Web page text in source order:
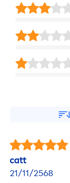
catt
21/11/2568